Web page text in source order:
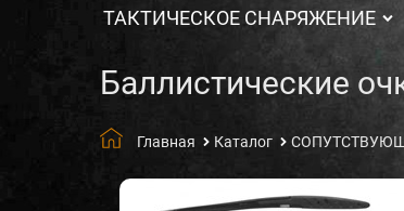
ТАКТИЧЕСКОЕ СНАРЯЖЕНИЕ
Баллистические
Главная Каталог